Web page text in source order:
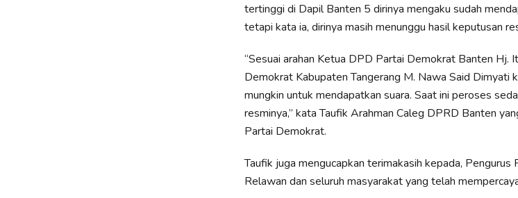
tertinggi di Dapil Banten 5 dirinya mengaku sudah
tetapi kata ia, dirinya masih menunggu hasil keputusan
“Sesuai arahan Ketua DPD Partai Demokrat Banten Hj.
Demokrat Kabupaten Tangerang M. Nawa Said Dimyati
mungkin untuk mendapatkan suara. Saat ini peroses
resminya,” kata Taufik Arahman Caleg DPRD Banten
Partai Demokrat.
Taufik juga mengucapkan terimakasih kepada,
Relawan dan seluruh masyarakat yang telah